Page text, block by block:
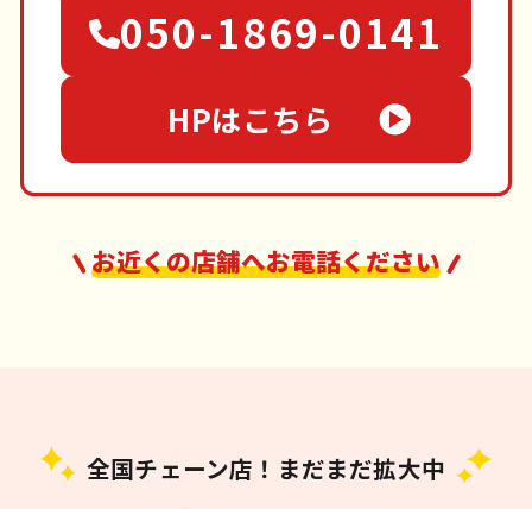
050-1869-0141
HPはこちら
お近くの店舗へお電話ください
全国チェーン店！まだまだ拡大中